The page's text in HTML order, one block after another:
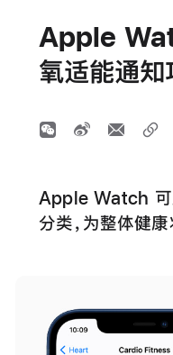
Apple
氧适能通知
Apple Watch 可
分类，为整体健